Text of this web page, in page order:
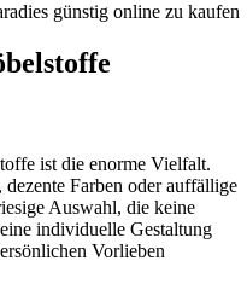
günstig online zu kaufen
ist die enorme Vielfalt.
Farben oder auffällige
Auswahl, die keine
individuelle Gestaltung
Vorlieben